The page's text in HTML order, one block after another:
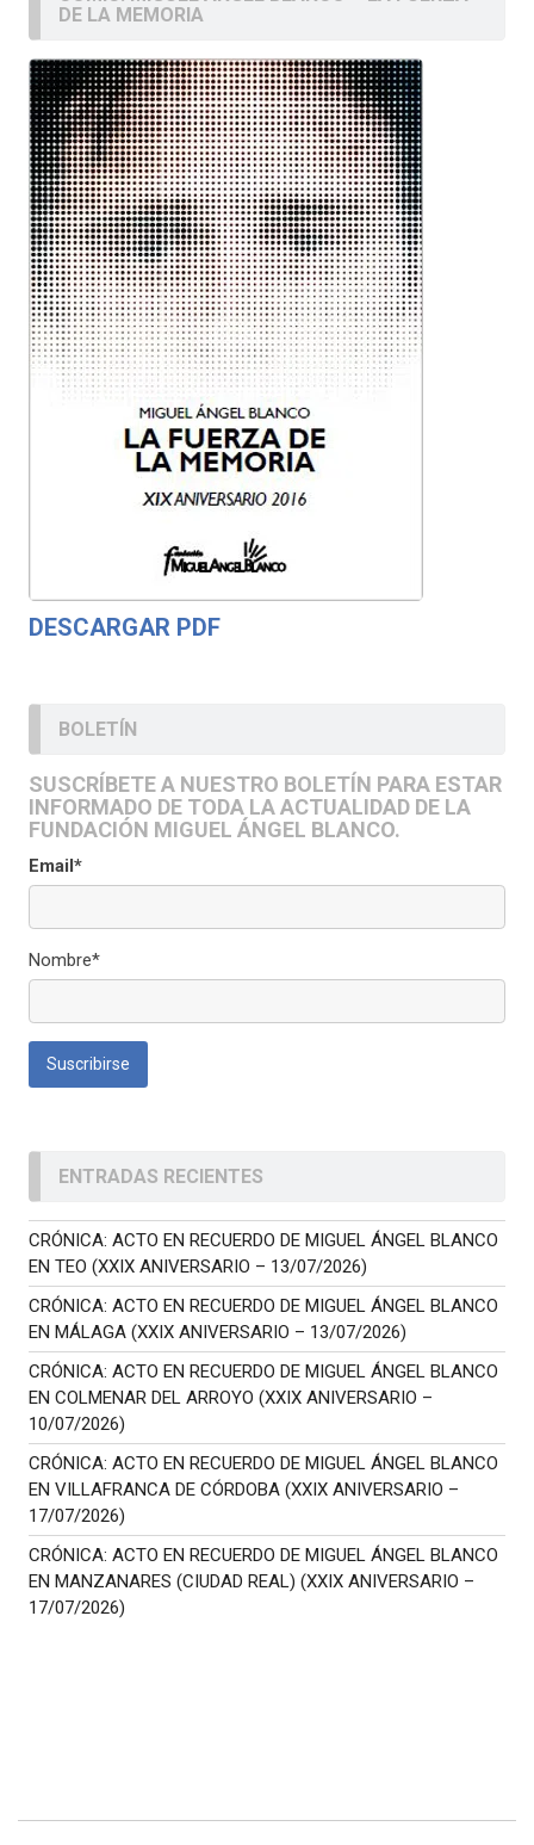
DE LA MEMORIA
DESCARGAR PDF
BOLETÍN
SUSCRÍBETE A NUESTRO BOLETÍN PARA ESTAR
INFORMADO DE TODA LA ACTUALIDAD DE LA
FUNDACIÓN MIGUEL ÁNGEL BLANCO.
Email*
Nombre*
ENTRADAS RECIENTES
CRÓNICA: ACTO EN RECUERDO DE MIGUEL ÁNGEL BLANCO
EN TEO (XXIX ANIVERSARIO – 13/07/2026)
CRÓNICA: ACTO EN RECUERDO DE MIGUEL ÁNGEL BLANCO
EN MÁLAGA (XXIX ANIVERSARIO – 13/07/2026)
CRÓNICA: ACTO EN RECUERDO DE MIGUEL ÁNGEL BLANCO
EN COLMENAR DEL ARROYO (XXIX ANIVERSARIO –
10/07/2026)
CRÓNICA: ACTO EN RECUERDO DE MIGUEL ÁNGEL BLANCO
EN VILLAFRANCA DE CÓRDOBA (XXIX ANIVERSARIO –
17/07/2026)
CRÓNICA: ACTO EN RECUERDO DE MIGUEL ÁNGEL BLANCO
EN MANZANARES (CIUDAD REAL) (XXIX ANIVERSARIO –
17/07/2026)